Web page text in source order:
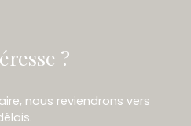
?
nous reviendrons vers